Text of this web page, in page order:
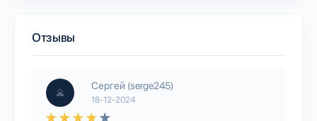
Отзывы
Сергей (serge245)
18-12-2024